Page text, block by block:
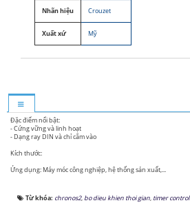
Nhãn hiệu Crouzet
Xuất xứ Mỹ
Đặc điểm nổi bật:
- Cứng vững và linh hoạt
- Dạng ray DIN và chỉ cắm vào
Kích thước:
Ứng dụng: Máy móc công nghiệp, hệ thống sản xuất,...
Từ khóa: chronos2,bo dieu khien thoi gian, timer control